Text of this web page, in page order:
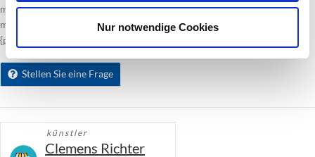
Nur notwendige Cookies
mso-fareast-font-family:“ＭＳ 明朝“;
mso-hansi-font-family:Cambria;}div.WordSection1
{page:WordSection1;}
Stellen Sie eine Frage
künstler
Clemens Richter